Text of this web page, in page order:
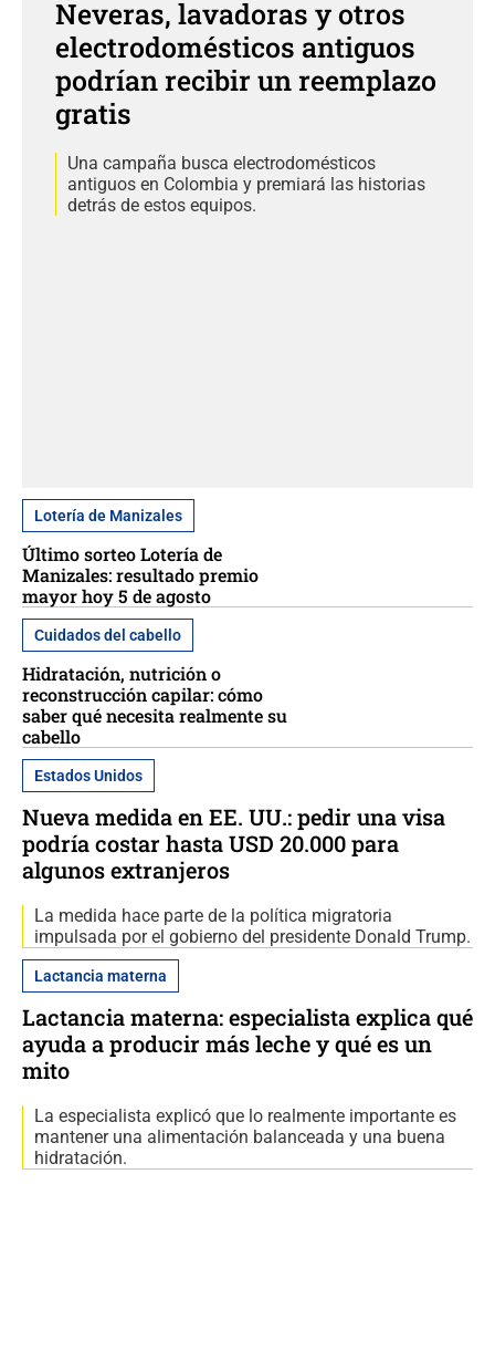
Neveras, lavadoras y otros
electrodomésticos antiguos
podrían recibir un reemplazo
gratis
Una campaña busca electrodomésticos
antiguos en Colombia y premiará las historias
detrás de estos equipos.
Lotería de Manizales
Último sorteo Lotería de
Manizales: resultado premio
mayor hoy 5 de agosto
Cuidados del cabello
Hidratación, nutrición o
reconstrucción capilar: cómo
saber qué necesita realmente su
cabello
Estados Unidos
Nueva medida en EE. UU.: pedir una visa
podría costar hasta USD 20.000 para
algunos extranjeros
La medida hace parte de la política migratoria
impulsada por el gobierno del presidente Donald Trump.
Lactancia materna
Lactancia materna: especialista explica qué
ayuda a producir más leche y qué es un
mito
La especialista explicó que lo realmente importante es
mantener una alimentación balanceada y una buena
hidratación.